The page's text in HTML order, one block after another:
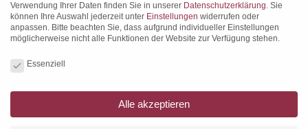
Datenschutz *
Ja, ich habe dieDatenschutzerklärungzur Kenntnis
genommen und bin damit einverstanden, dass die
von mir angegebenen Daten elektronisch erhoben und
gespeichert werden.
Verwendung Ihrer Daten finden Sie in unserer Datenschutzerklärung. Sie
können Ihre Auswahl jederzeit unter Einstellungen widerrufen oder
anpassen. Bitte beachten Sie, dass aufgrund individueller Einstellungen
möglicherweise nicht alle Funktionen der Website zur Verfügung stehen.
Essenziell
Alle akzeptieren